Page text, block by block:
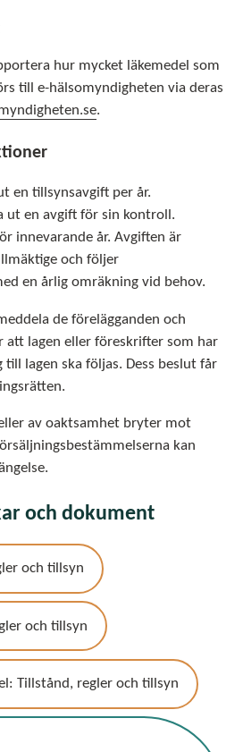
hur mycket läkemedel som
till e-hälsomyndigheten via deras
.
en tillsynsavgift per år.
ut en avgift för sin kontroll.
innevarande år. Avgiften är
och följer
en årlig omräkning vid behov.
de förelägganden och
att lagen eller föreskrifter som har
lagen ska följas. Dess beslut får
av oaktsamhet bryter mot
kan
och dokument
och tillsyn
och tillsyn
Tillstånd, regler och tillsyn